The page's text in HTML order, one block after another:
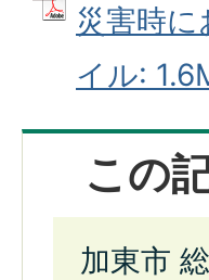
災害時
イル:
この
加東市